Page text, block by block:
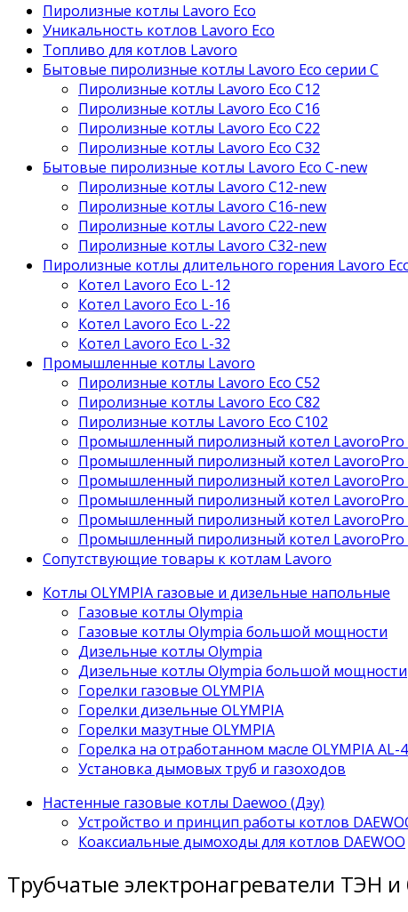
Пиролизные котлы Lavoro Eco
Уникальность котлов Lavoro Eco
Топливо для котлов Lavoro
Бытовые пиролизные котлы Lavoro Eco серии С
Пиролизные котлы Lavoro Eco С12
Пиролизные котлы Lavoro Eco С16
Пиролизные котлы Lavoro Eco С22
Пиролизные котлы Lavoro Eco С32
Бытовые пиролизные котлы Lavoro Eco C-new
Пиролизные котлы Lavoro C12-new
Пиролизные котлы Lavoro C16-new
Пиролизные котлы Lavoro C22-new
Пиролизные котлы Lavoro C32-new
Пиролизные котлы длительного горения Lavoro
Котел Lavoro Eco L-12
Котел Lavoro Eco L-16
Котел Lavoro Eco L-22
Котел Lavoro Eco L-32
Промышленные котлы Lavoro
Пиролизные котлы Lavoro Eco С52
Пиролизные котлы Lavoro Eco С82
Пиролизные котлы Lavoro Eco С102
Промышленный пиролизный котел LavoroPro
Промышленный пиролизный котел LavoroPro
Промышленный пиролизный котел LavoroPro
Промышленный пиролизный котел LavoroPro
Промышленный пиролизный котел LavoroPro
Промышленный пиролизный котел LavoroPro
Сопутствующие товары к котлам Lavoro
Котлы OLYMPIA газовые и дизельные напольные
Газовые котлы Olympia
Газовые котлы Olympia большой мощности
Дизельные котлы Olympia
Дизельные котлы Olympia большой мощности
Горелки газовые OLYMPIA
Горелки дизельные OLYMPIA
Горелки мазутные OLYMPIA
Горелка на отработанном масле OLYMPIA AL-
Установка дымовых труб и газоходов
Настенные газовые котлы Daewoo (Дэу)
Устройство и принцип работы котлов
Коаксиальные дымоходы для котлов DAEWOO
Трубчатые электронагреватели ТЭН